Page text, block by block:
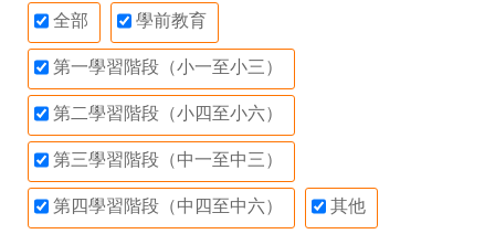
全部 學前教育
第一學習階段（小一至小三）
第二學習階段（小四至小六）
第三學習階段（中一至中三）
第四學習階段（中四至中六） 其他